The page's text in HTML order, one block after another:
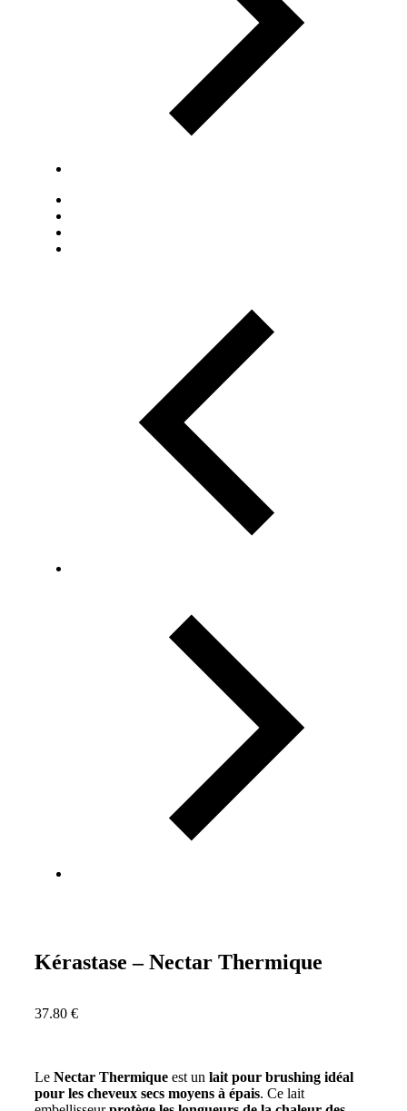
Kérastase – Nectar Thermique
37.80 €
Le Nectar Thermique est un lait pour brushing idéal
pour les cheveux secs moyens à épais. Ce lait